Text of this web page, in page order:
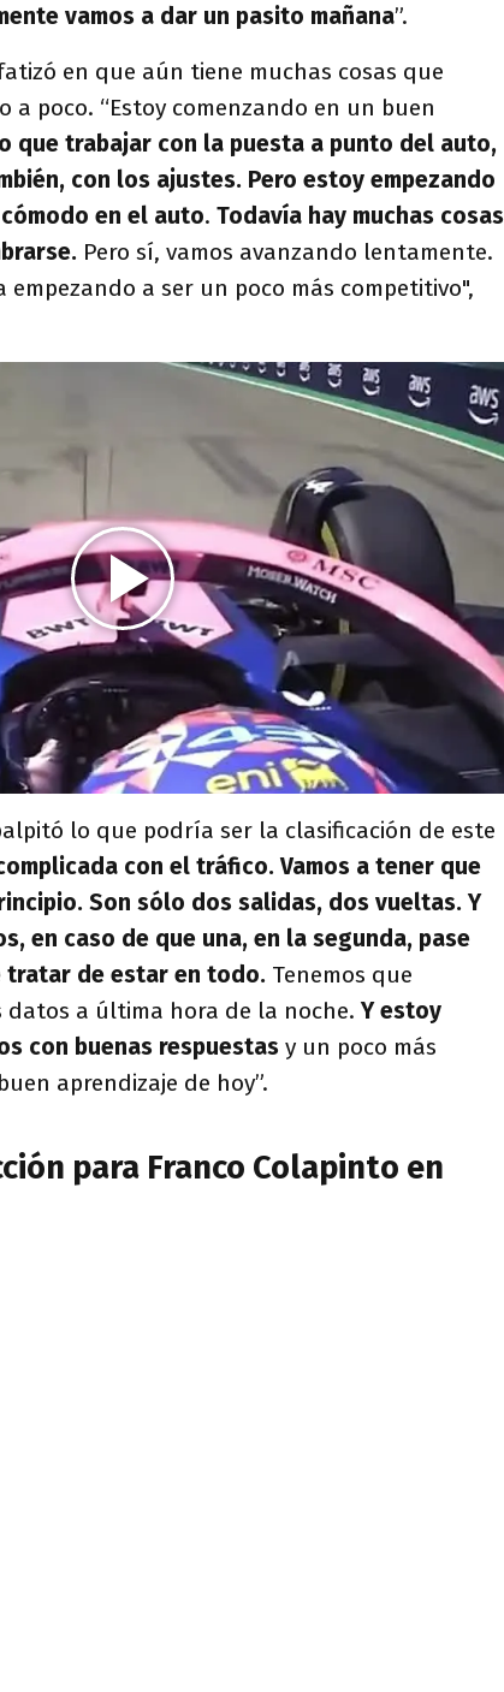
vamos a dar un pasito mañana”.
en que aún tiene muchas cosas que
a poco. “Estoy comenzando en un buen
que trabajar con la puesta a punto del auto,
con los ajustes. Pero estoy empezando
en el auto. Todavía hay muchas cosas
Pero sí, vamos avanzando lentamente.
a ser un poco más competitivo",
lo que podría ser la clasificación de este
con el tráfico. Vamos a tener que
Son sólo dos salidas, dos vueltas. Y
en caso de que una, en la segunda, pase
tratar de estar en todo. Tenemos que
a última hora de la noche. Y estoy
con buenas respuestas y un poco más
aprendizaje de hoy”.
para Franco Colapinto en